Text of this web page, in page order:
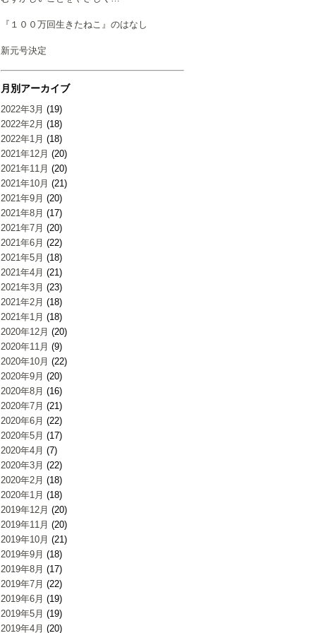
『１００万回生きたねこ』のはなし
新元号決定
月別アーカイブ
2022年3月 (19)
2022年2月 (18)
2022年1月 (18)
2021年12月 (20)
2021年11月 (20)
2021年10月 (21)
2021年9月 (20)
2021年8月 (17)
2021年7月 (20)
2021年6月 (22)
2021年5月 (18)
2021年4月 (21)
2021年3月 (23)
2021年2月 (18)
2021年1月 (18)
2020年12月 (20)
2020年11月 (9)
2020年10月 (22)
2020年9月 (20)
2020年8月 (16)
2020年7月 (21)
2020年6月 (22)
2020年5月 (17)
2020年4月 (7)
2020年3月 (22)
2020年2月 (18)
2020年1月 (18)
2019年12月 (20)
2019年11月 (20)
2019年10月 (21)
2019年9月 (18)
2019年8月 (17)
2019年7月 (22)
2019年6月 (19)
2019年5月 (19)
2019年4月 (20)